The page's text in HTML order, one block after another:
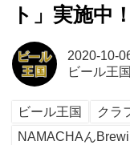
ト」実施中！
2020-10-
ビール王
ビール王国 クラ
NAMACHAん